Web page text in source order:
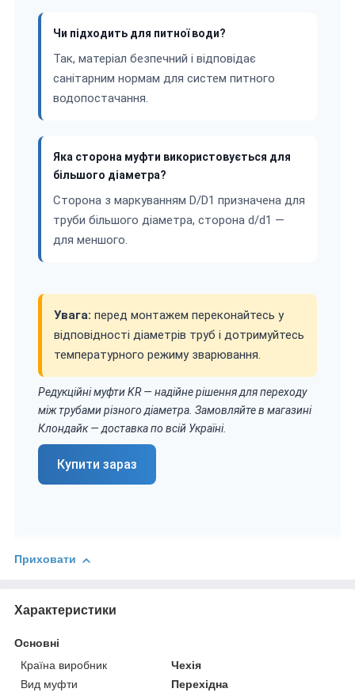
Чи підходить для питної води?
Так, матеріал безпечний і відповідає
санітарним нормам для систем питного
водопостачання.
Яка сторона муфти використовується для
більшого діаметра?
Сторона з маркуванням D/D1 призначена для
труби більшого діаметра, сторона d/d1 —
для меншого.
Увага: перед монтажем переконайтесь у
відповідності діаметрів труб і дотримуйтесь
температурного режиму зварювання.
Редукційні муфти KR — надійне рішення для переходу
між трубами різного діаметра. Замовляйте в магазині
Клондайк — доставка по всій Україні.
Купити зараз
Приховати
Характеристики
Основні
Країна виробник
Чехія
Вид муфти
Перехідна